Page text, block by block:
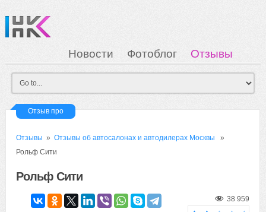
Новости Фотоблог
Отзывы
Загрузка
Мои Картинки Вход
Отзыв про
Отзывы »Отзывы об автосалонах и автодилерах Москвы »
Рольф Сити
Рольф Сити
38 959